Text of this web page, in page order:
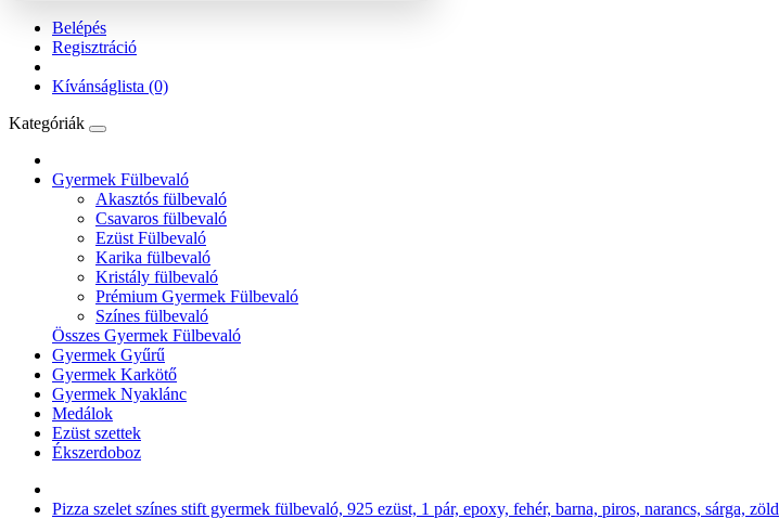
Belépés
Regisztráció
Kívánságlista (0)
Kategóriák
Gyermek Fülbevaló
Akasztós fülbevaló
Csavaros fülbevaló
Ezüst Fülbevaló
Karika fülbevaló
Kristály fülbevaló
Prémium Gyermek Fülbevaló
Színes fülbevaló
Összes Gyermek Fülbevaló
Gyermek Gyűrű
Gyermek Karkötő
Gyermek Nyaklánc
Medálok
Ezüst szettek
Ékszerdoboz
Pizza szelet színes stift gyermek fülbevaló, 925 ezüst, 1 pár, epoxy, fehér, barna, piros, narancs, sárga, zöld